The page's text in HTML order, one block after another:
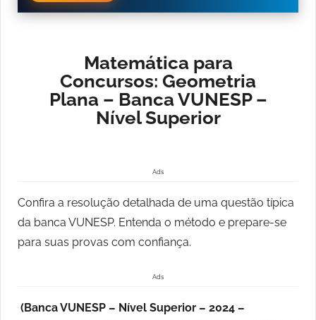
Matemática para
Concursos: Geometria
Plana – Banca VUNESP –
Nível Superior
Ads
Confira a resolução detalhada de uma questão típica
da banca VUNESP. Entenda o método e prepare-se
para suas provas com confiança.
Ads
(Banca VUNESP – Nível Superior – 2024 –